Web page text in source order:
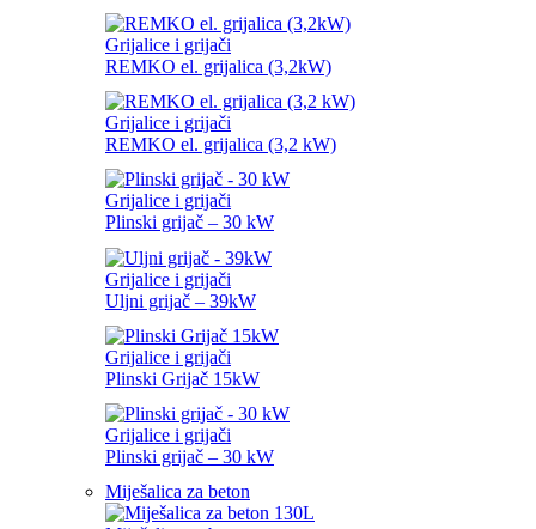
Grijalice i grijači
REMKO el. grijalica (3,2kW)
Grijalice i grijači
REMKO el. grijalica (3,2 kW)
Grijalice i grijači
Plinski grijač – 30 kW
Grijalice i grijači
Uljni grijač – 39kW
Grijalice i grijači
Plinski Grijač 15kW
Grijalice i grijači
Plinski grijač – 30 kW
Miješalica za beton